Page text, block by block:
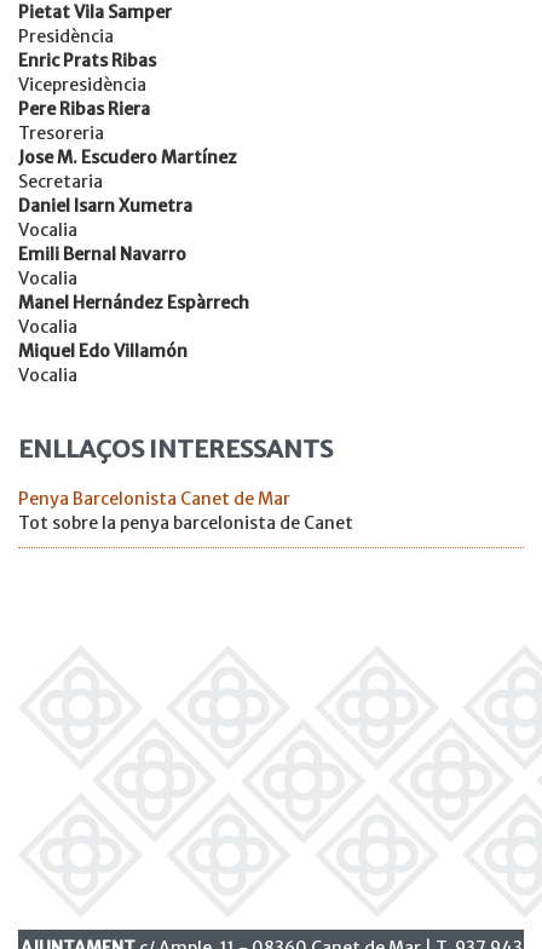
Pietat Vila Samper
Presidència
Enric Prats Ribas
Vicepresidència
Pere Ribas Riera
Tresoreria
Jose M. Escudero Martínez
Secretaria
Daniel Isarn Xumetra
Vocalia
Emili Bernal Navarro
Vocalia
Manel Hernández Espàrrech
Vocalia
Miquel Edo Villamón
Vocalia
ENLLAÇOS INTERESSANTS
Penya Barcelonista Canet de Mar
Tot sobre la penya barcelonista de Canet